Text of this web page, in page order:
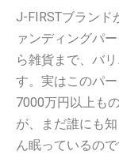
J-FIRSTブランド
ァンディングパ
ら雑貨まで、バ
す。実はこのパ
7000万円以上も
が、まだ誰にも
ん眠っているの